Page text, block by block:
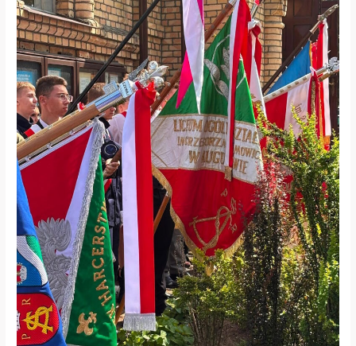
Ułanów
Krechowieckich